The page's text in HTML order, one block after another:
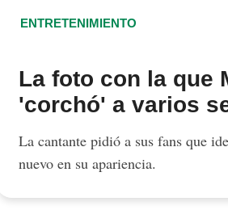
ENTRETENIMIENTO
La foto con la que
'corchó' a varios
La cantante pidió a sus fans que
nuevo en su apariencia.